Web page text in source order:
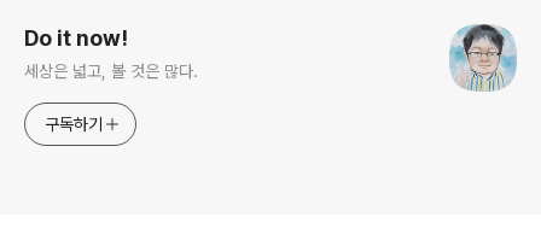
Do it now!
세상은 넓고, 볼 것은 많다.
구독하기